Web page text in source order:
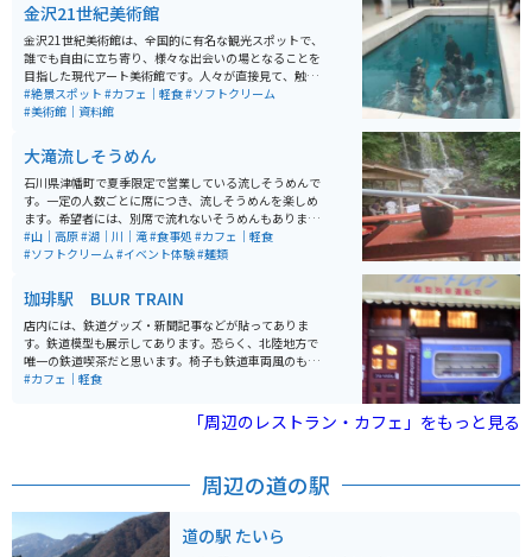
金沢21世紀美術館
金沢21世紀美術館は、全国的に有名な観光スポットで、
誰でも自由に立ち寄り、様々な出会いの場となることを
目指した現代アート美術館です。人々が直接見て、触れ
て、感じることができる作品が多数展示されています。
特にレアンドロ・エルリッヒ作の《スイミング・プー
美術館は地上1階、地下1階建ての円形のガラス張りの建
物で、どの方向からでも入場可能で、無料で鑑賞できる
範囲が広く設けられています。収蔵作品は、1900年以降
の歴史的参照点となる作品、1980年代以降の新しい価値
観を提案する作品、そして金沢にゆかりのある作家によ
る創造性に富む作品を集めています。 美術館内にはミュ
ージアムショップやレストランも併設されていて、ゆっ
#絶景スポット #カフェ｜軽食#ソフトクリーム
#美術館｜資料館
大滝流しそうめん
石川県津幡町で夏季限定で営業している流しそうめんで
す。一定の人数ごとに席につき、流しそうめんを楽しめ
ます。希望者には、別席で流れないそうめんもありま
す。しいたけ焼きやイワナ焼きなどの軽食、イワナの掴
み取りなどもしています。 山の中の川べりでの営業なの
遊びが出来たり、周囲の景色を楽しんだり出来ます。
#山｜高原#湖｜川｜滝#食事処 #カフェ｜軽食
#ソフトクリーム#イベント体験#麺類
珈琲駅 BLUR TRAIN
店内には、鉄道グッズ・新聞記事などが貼ってありま
す。鉄道模型も展示してあります。恐らく、北陸地方で
唯一の鉄道喫茶だと思います。椅子も鉄道車両風のもの
でした。テレビ取材も多数来ているそうです。
#カフェ｜軽食
「周辺のレストラン・カフェ」をもっと見る
周辺の道の駅
道の駅 たいら